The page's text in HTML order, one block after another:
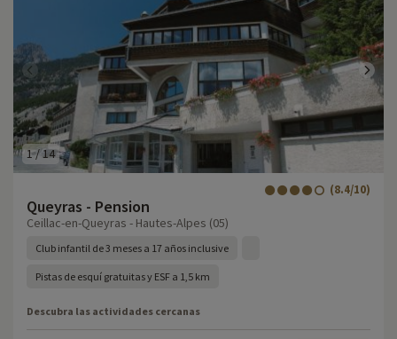
1/14
Queyras - Pension
(8.4/10)
Ceillac-en-Queyras - Hautes-Alpes (05)
Club infantil de 3 meses a 17 años inclusive
Pistas de esquí gratuitas y ESF a 1,5 km
Descubra las actividades cercanas